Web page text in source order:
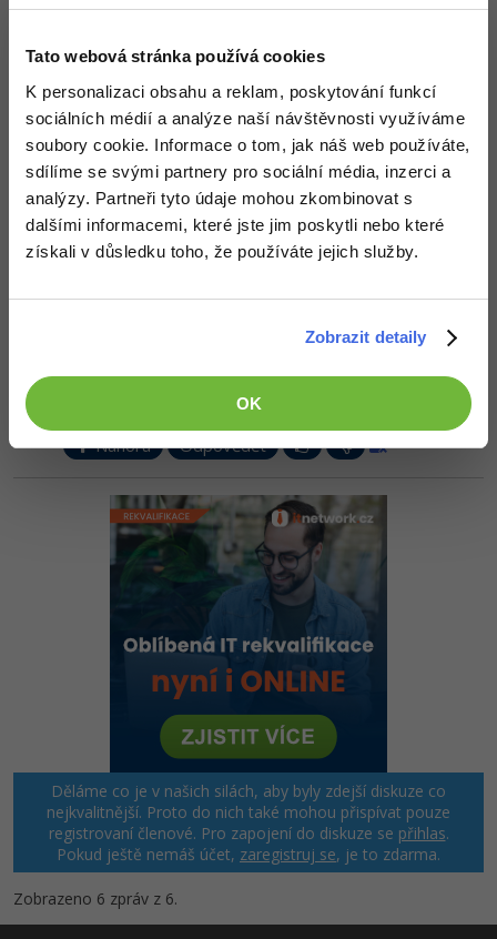
Tato webová stránka používá cookies
K personalizaci obsahu a reklam, poskytování funkcí
sociálních médií a analýze naší návštěvnosti využíváme
soubory cookie. Informace o tom, jak náš web používáte,
sdílíme se svými partnery pro sociální média, inzerci a
analýzy. Partneři tyto údaje mohou zkombinovat s
dalšími informacemi, které jste jim poskytli nebo které
získali v důsledku toho, že používáte jejich služby.
Zobrazit detaily
OK
Nahoru Odpovědět
jan.vencl: 9.11.2012 13:41
Děkuju moc !! Přemýšlel jsem nad rekurzivními funkcemi,
derivacemi, dokonce něco jako Brute force ale to řešení bylo uplné
geniální
Fakt Cokoliv když budu vědět poradim úplně jsi mi
zlepšil den
Nahoru Odpovědět
provádět jen jeho výpočet. (A na to stačí pracovat obecně - šlo by
to třeba vytvořením šablon vzorců...)
Nahoru Odpovědět
Děláme co je v našich silách, aby byly zdejší diskuze co
nejkvalitnější. Proto do nich také mohou přispívat pouze
registrovaní členové. Pro zapojení do diskuze se přihlas.
Pokud ještě nemáš účet, zaregistruj se, je to zdarma.
Zobrazeno 6 zpráv z 6.